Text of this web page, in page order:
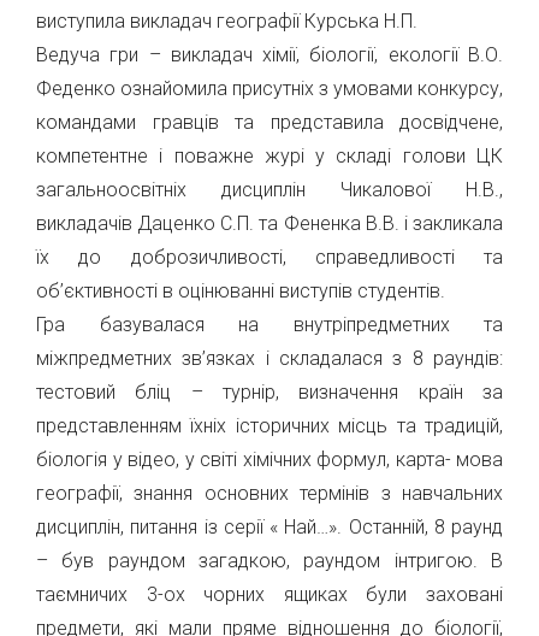
виступила викладач географії Курська Н.П.
Ведуча гри – викладач хімії, біології, екології В.О.
Феденко ознайомила присутніх з умовами конкурсу,
командами гравців та представила досвідчене,
компетентне і поважне журі у складі голови ЦК
загальноосвітніх дисциплін Чикалової Н.В.,
викладачів Даценко С.П. та Фененка В.В. і закликала
їх до доброзичливості, справедливості та
об’єктивності в оцінюванні виступів студентів.
Гра базувалася на внутріпредметних та
міжпредметних зв’язках і складалася з 8 раундів:
тестовий бліц – турнір, визначення країн за
представленням їхніх історичних місць та традицій,
біологія у відео, у світі хімічних формул, карта- мова
географії, знання основних термінів з навчальних
дисциплін, питання із серії « Най…». Останній, 8 раунд
– був раундом загадкою, раундом інтригою. В
таємничих 3-ох чорних ящиках були заховані
предмети, які мали пряме відношення до біології,